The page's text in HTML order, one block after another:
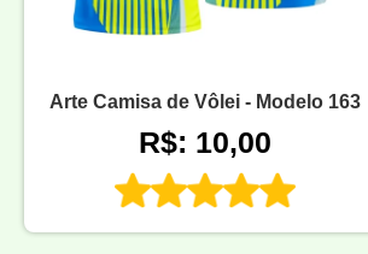
Arte Camisa de Vôlei - Modelo 163
R$: 10,00